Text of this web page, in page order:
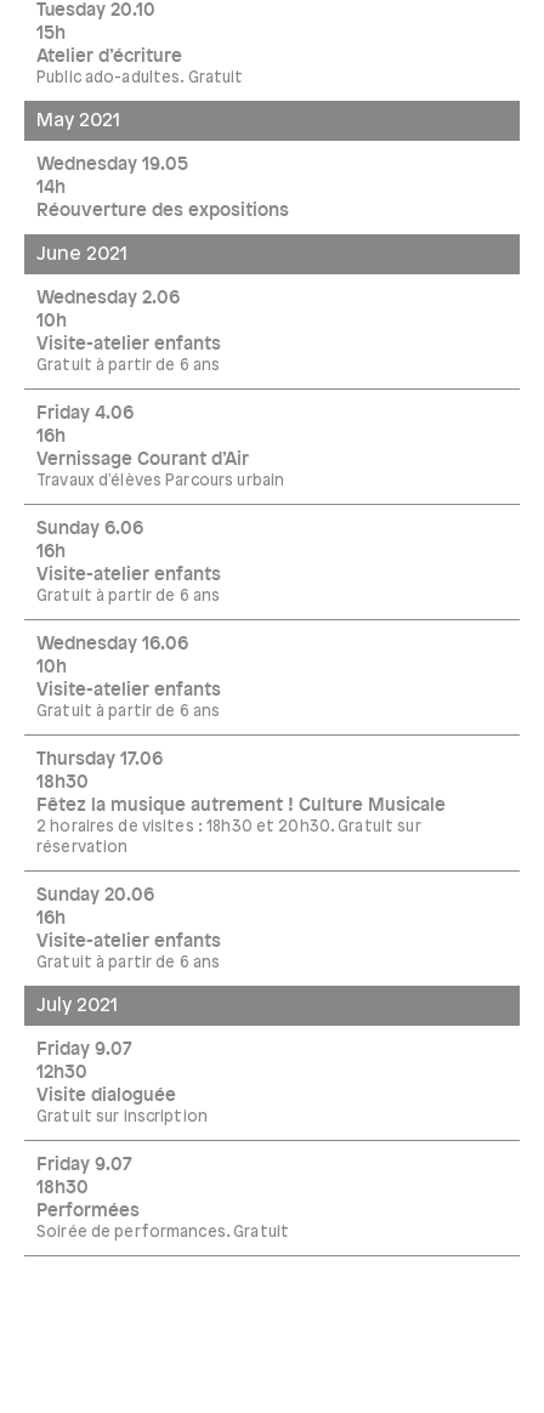
Tuesday 20.10
15h
Atelier d’écriture
Public ado-adultes. Gratuit
May 2021
Wednesday 19.05
14h
Réouverture des expositions
June 2021
Wednesday 2.06
10h
Visite-atelier enfants
Gratuit à partir de 6 ans
Friday 4.06
16h
Vernissage Courant d’Air
Travaux d'élèves Parcours urbain
Sunday 6.06
16h
Visite-atelier enfants
Gratuit à partir de 6 ans
Wednesday 16.06
10h
Visite-atelier enfants
Gratuit à partir de 6 ans
Thursday 17.06
18h30
Fêtez la musique autrement ! Culture Musicale
2 horaires de visites : 18h30 et 20h30. Gratuit sur
réservation
Sunday 20.06
16h
Visite-atelier enfants
Gratuit à partir de 6 ans
July 2021
Friday 9.07
12h30
Visite dialoguée
Gratuit sur inscription
Friday 9.07
18h30
Performées
Soirée de performances. Gratuit